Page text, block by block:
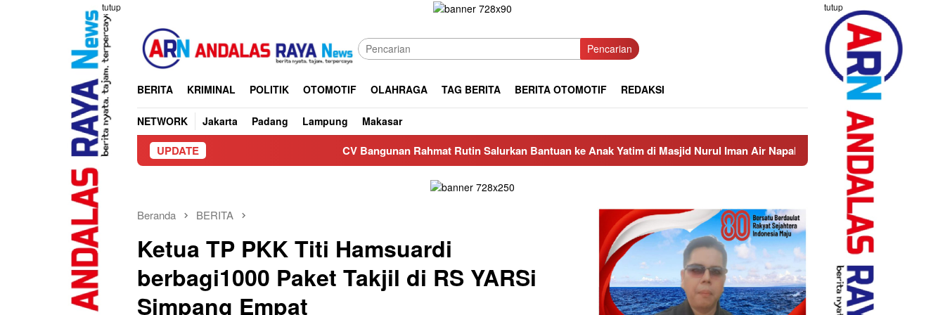
tutup tutup
Pencarian
BERITA KRIMINAL POLITIK OTOMOTIF OLAHRAGA TAG BERITA BERITA OTOMOTIF REDAKSI
NETWORK Jakarta Padang Lampung Makasar
UPDATE CV Bangunan Rahmat Rutin Salurkan Bantuan ke Anak Yatim di Masjid Nurul Iman Air Napal Truck Bawa Pasir Lalu-lalang di Jalan
Beranda BERITA
Ketua TP PKK Titi Hamsuardi
berbagi1000 Paket Takjil di RS YARSi
Simpang Empat